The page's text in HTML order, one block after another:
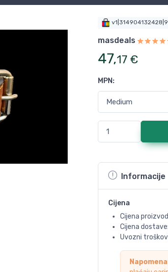
masdeals
47,17 €
MPN :
Informacije
Cijena
Cijena
Cijena dostave:
Uvozni